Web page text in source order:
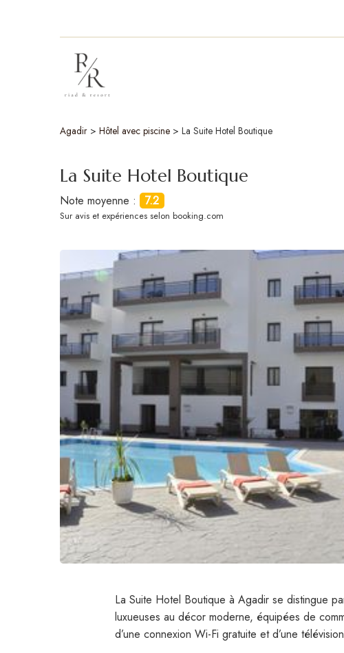
Agadir > Hôtel avec piscine > La Suite Hotel Boutique
La Suite Hotel Boutique
Note moyenne : 7.2
Sur avis et expériences selon booking.com
La Suite Hotel Boutique à Agadir se distingue
luxueuses au décor moderne, équipées de
d’une connexion Wi-Fi gratuite et d’une